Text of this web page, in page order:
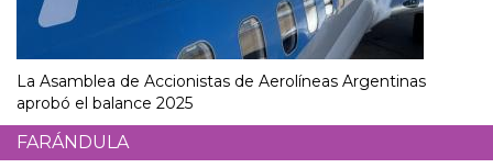
La Asamblea de Accionistas de Aerolíneas Argentinas
aprobó el balance 2025
FARÁNDULA